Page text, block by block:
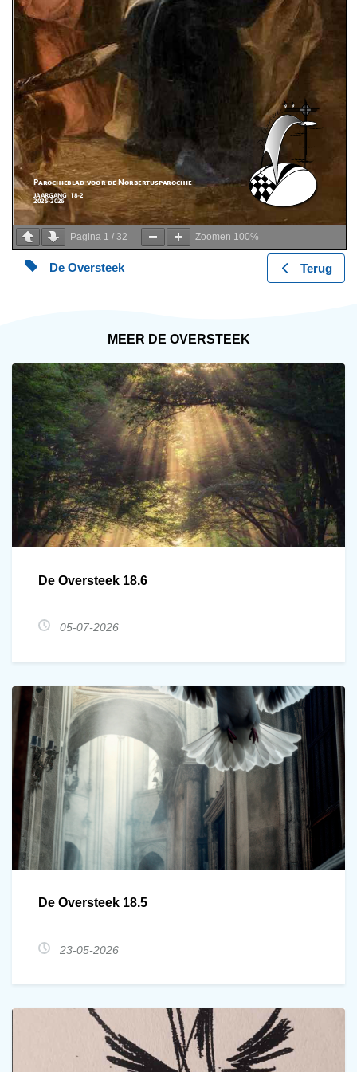
Pagina 1 / 32 Zoomen 100%
De Oversteek Terug
MEER DE OVERSTEEK
De Oversteek 18.6
05-07-2026
De Oversteek 18.5
23-05-2026